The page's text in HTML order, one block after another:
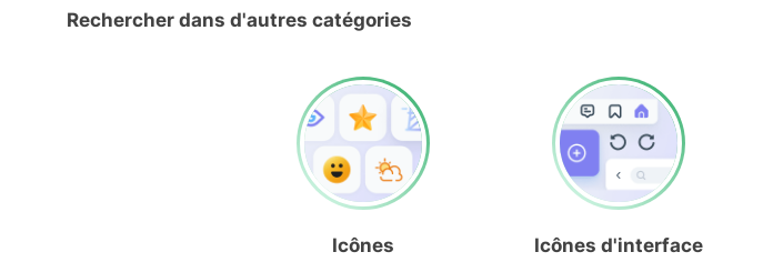
Rechercher dans d'autres catégories
Icônes Icônes d'interface